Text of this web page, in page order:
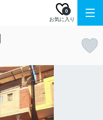
お気に入り
0